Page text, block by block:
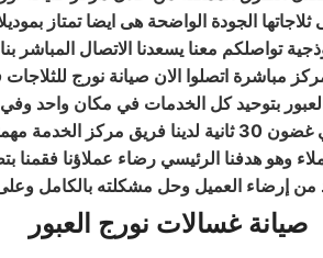
بتوحيد كل الخدمات في مكان واحد
يستطيع فريق مركز الصيانة المدرب على أعلى مستوى الرد
وهو هدفنا الرئيسي رضاء عملاؤنا فقمنا
من إرضاء العميل وحل مشكلته بالكامل
صيانة غسالات نورج العبور